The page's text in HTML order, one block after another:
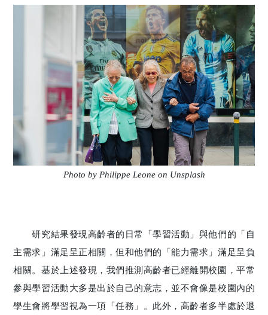
Photo by Philippe Leone on Unsplash
研究結果發現高齡者的日常「學習活動」與他們的「自
主需求」滿足呈正相關，但和他們的「能力需求」滿足呈負
相關。基於上述發現，我們推測高齡者已經離開校園，平常
參與學習活動大多是出於自己的意志，並不會像是校園內的
學生會將學習視為一項「任務」。此外，高齡者多半處於退